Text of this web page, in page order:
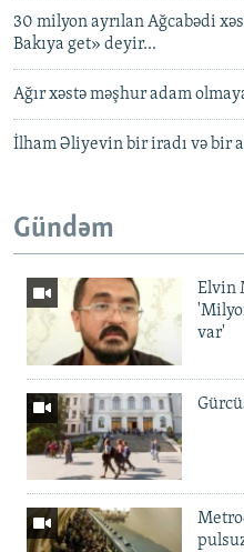
30 milyon ayrılan Ağcabədi
Bakıya get» deyir...
Ağır xəstə məşhur adam
İlham Əliyevin bir iradı və bir
Gündəm
Elvin
var'